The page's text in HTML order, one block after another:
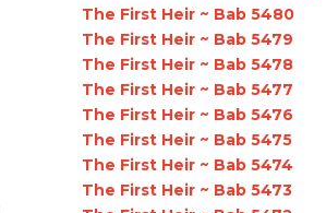
The First Heir ~ Bab 5480
The First Heir ~ Bab 5479
The First Heir ~ Bab 5478
The First Heir ~ Bab 5477
The First Heir ~ Bab 5476
The First Heir ~ Bab 5475
The First Heir ~ Bab 5474
The First Heir ~ Bab 5473